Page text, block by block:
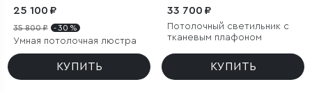
25 100 ₽
35 800 ₽ - 30 %
Умная потолочная люстра
КУПИТЬ
33 700 ₽
Потолочный светильник с
тканевым плафоном
КУПИТЬ